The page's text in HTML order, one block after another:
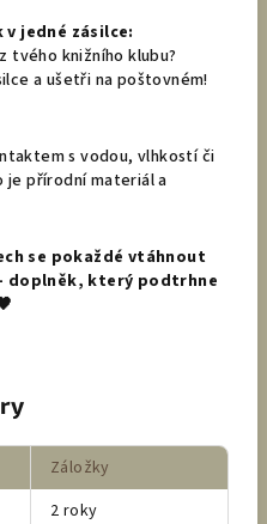
jedné zásilce:
tvého knižního klubu?
a ušetři na poštovném!
s vodou, vlhkostí či
je přírodní materiál a
se pokaždé vtáhnout
doplněk, který podtrhne
Záložky
2 roky